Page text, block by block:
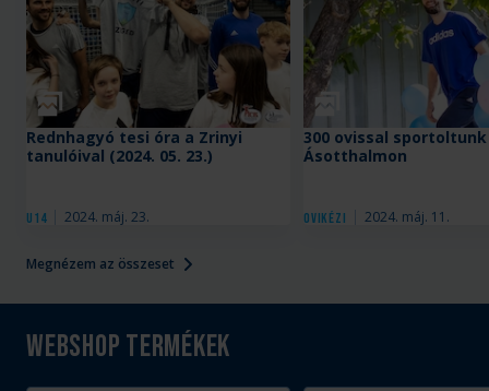
Megnézem az összeset
Galéria
U14 2024. máj. 23.
Rednhagyó tesi óra a Zrinyi
tanulóival (2024. 05. 23.)
Galéria
Ovikézi 2024. máj. 11.
300 ovissal sportoltunk
Ásotthalmon
Webshop termékek